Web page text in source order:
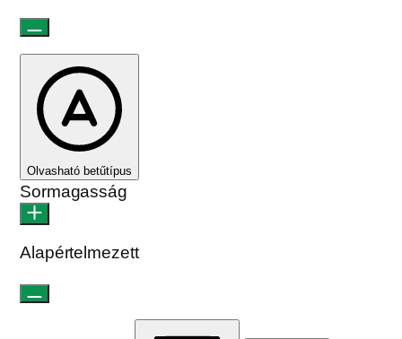
Olvasható betűtípus
Sormagasság
Alapértelmezett